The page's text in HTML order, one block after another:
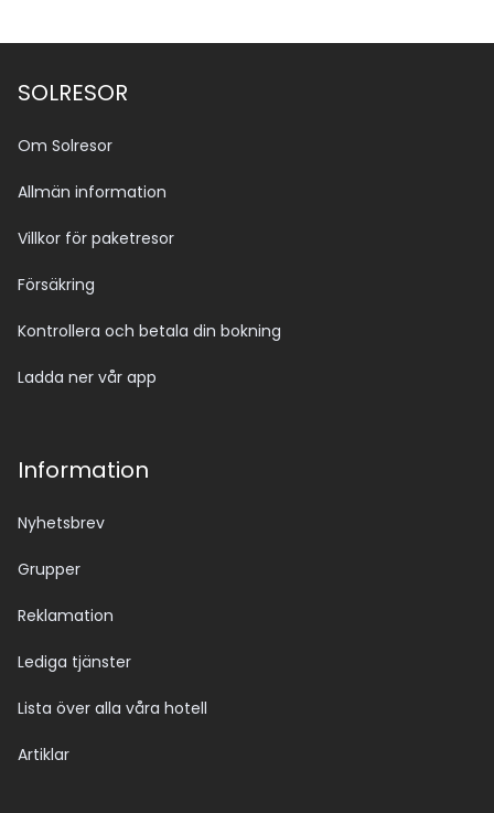
SOLRESOR
Om Solresor
Allmän information
Villkor för paketresor
Försäkring
Kontrollera och betala din bokning
Ladda ner vår app
Information
Nyhetsbrev
Grupper
Reklamation
Lediga tjänster
Lista över alla våra hotell
Artiklar